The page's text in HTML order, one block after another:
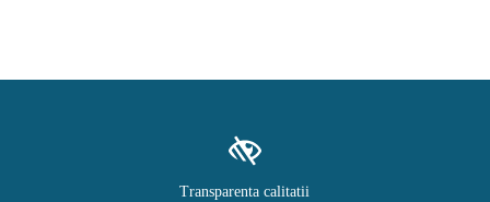
Transparenta calitatii